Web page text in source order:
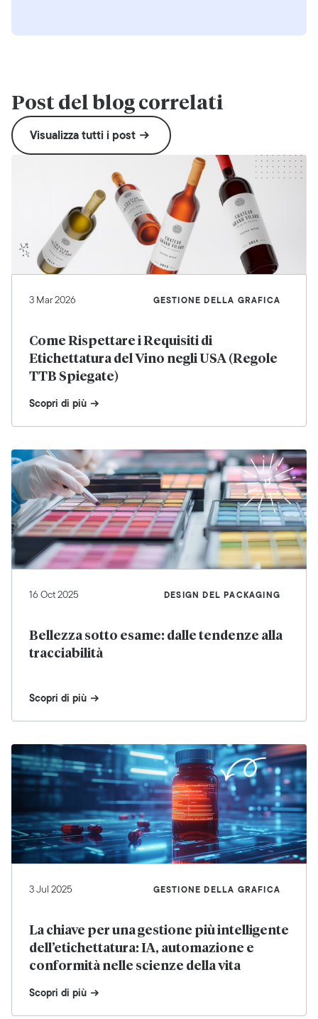
Post del blog correlati
Visualizza tutti i post
3 Mar 2026 GESTIONE DELLA GRAFICA
Come Rispettare i Requisiti di
Etichettatura del Vino negli USA (Regole
TTB Spiegate)
Scopri di più
16 Oct 2025 DESIGN DEL PACKAGING
Bellezza sotto esame: dalle tendenze alla
tracciabilità
Scopri di più
3 Jul 2025 GESTIONE DELLA GRAFICA
La chiave per una gestione più intelligente
dell’etichettatura: IA, automazione e
conformità nelle scienze della vita
Scopri di più